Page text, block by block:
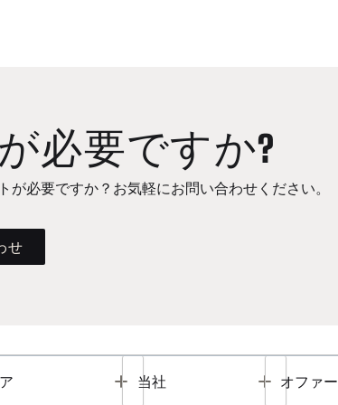
必要ですか?
が必要ですか？お気軽にお問い合わせください。
せ
Toggle
当社 Toggle
オファー